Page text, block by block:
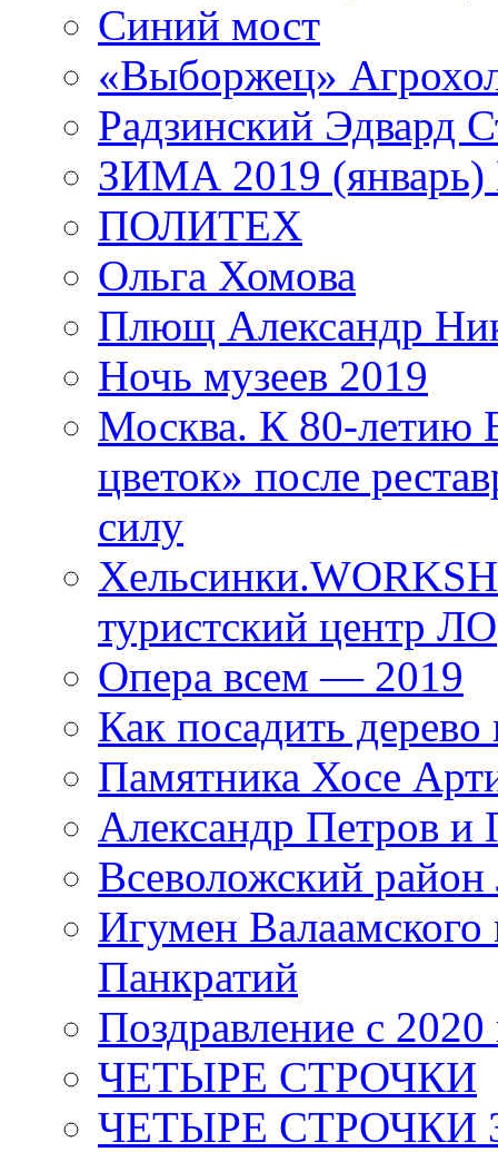
Синий мост
«Выборжец»
Радзинский Эдвард
ЗИМА 2019 (январь)
ПОЛИТЕХ
Ольга Хомова
Плющ Александр
Ночь музеев 2019
Москва. К 80-
цветок» после
силу
туристский центр ЛО
Опера всем — 2019
Как посадить дерево
Памятника Хосе
Александр Петров и
Всеволожский район
Игумен
Панкратий
Поздравление с 2020
ЧЕТЫРЕ СТРОЧКИ
ЧЕТЫРЕ СТРОЧКИ 3